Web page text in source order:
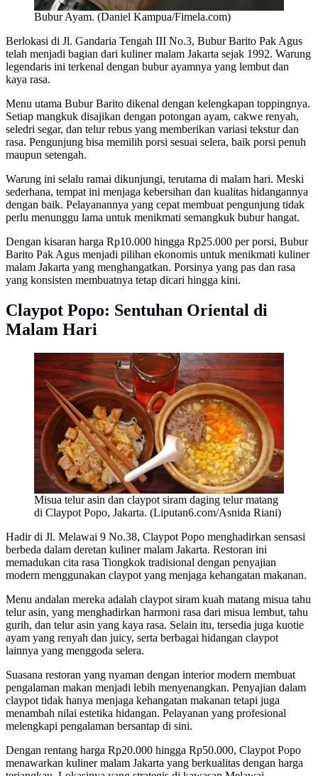
Bubur Ayam. (Daniel Kampua/Fimela.com)
Berlokasi di Jl. Gandaria Tengah III No.3, Bubur Barito Pak Agus
telah menjadi bagian dari kuliner malam Jakarta sejak 1992. Warung
legendaris ini terkenal dengan bubur ayamnya yang lembut dan
kaya rasa.
Menu utama Bubur Barito dikenal dengan kelengkapan toppingnya.
Setiap mangkuk disajikan dengan potongan ayam, cakwe renyah,
seledri segar, dan telur rebus yang memberikan variasi tekstur dan
rasa. Pengunjung bisa memilih porsi sesuai selera, baik porsi penuh
maupun setengah.
Warung ini selalu ramai dikunjungi, terutama di malam hari. Meski
sederhana, tempat ini menjaga kebersihan dan kualitas hidangannya
dengan baik. Pelayanannya yang cepat membuat pengunjung tidak
perlu menunggu lama untuk menikmati semangkuk bubur hangat.
Dengan kisaran harga Rp10.000 hingga Rp25.000 per porsi, Bubur
Barito Pak Agus menjadi pilihan ekonomis untuk menikmati kuliner
malam Jakarta yang menghangatkan. Porsinya yang pas dan rasa
yang konsisten membuatnya tetap dicari hingga kini.
Claypot Popo: Sentuhan Oriental di
Malam Hari
Misua telur asin dan claypot siram daging telur matang
di Claypot Popo, Jakarta. (Liputan6.com/Asnida Riani)
Hadir di Jl. Melawai 9 No.38, Claypot Popo menghadirkan sensasi
berbeda dalam deretan kuliner malam Jakarta. Restoran ini
memadukan cita rasa Tiongkok tradisional dengan penyajian
modern menggunakan claypot yang menjaga kehangatan makanan.
Menu andalan mereka adalah claypot siram kuah matang misua tahu
telur asin, yang menghadirkan harmoni rasa dari misua lembut, tahu
gurih, dan telur asin yang kaya rasa. Selain itu, tersedia juga kuotie
ayam yang renyah dan juicy, serta berbagai hidangan claypot
lainnya yang menggoda selera.
Suasana restoran yang nyaman dengan interior modern membuat
pengalaman makan menjadi lebih menyenangkan. Penyajian dalam
claypot tidak hanya menjaga kehangatan makanan tetapi juga
menambah nilai estetika hidangan. Pelayanan yang profesional
melengkapi pengalaman bersantap di sini.
Dengan rentang harga Rp20.000 hingga Rp50.000, Claypot Popo
menawarkan kuliner malam Jakarta yang berkualitas dengan harga